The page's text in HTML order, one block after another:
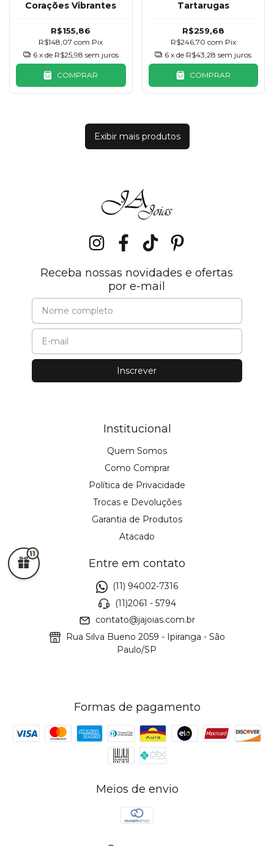
Corações Vibrantes
R$155,86
R$148,07com Pix
6 x de R$25,98 sem juros
COMPRAR
Tartarugas
R$259,68
R$246,70 com Pix
6 x de R$43,28 sem juros
COMPRAR
Exibir mais produtos
Receba nossas novidades e ofertas
por e-mail
Institucional
Quem Somos
Como Comprar
Política de Privacidade
Trocas e Devoluções
Garantia de Produtos
Atacado
Entre em contato
(11) 94002-7316
(11)2061 - 5794
contato@jajoias.com.br
Rua Silva Bueno 2059 - Ipiranga - São
Paulo/SP
Formas de pagamento
Meios de envio
11